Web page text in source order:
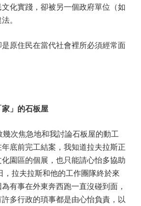
化實踐，卻被另一個政府單位（如
。
原住民在當代社會裡所必須經常面
」的石板屋
次焦急地和我討論石板屋的動工
底前完工結案，我知道拉夫拉斯正
園區的個展，也只能請心怡多協助
，拉夫拉斯和他的工作團隊終於來
有事在外東奔西跑一直沒碰到面，
多行政的瑣事都是由心怡負責，以